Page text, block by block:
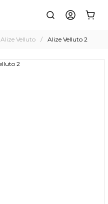
Alize Velluto Alize Velluto 2